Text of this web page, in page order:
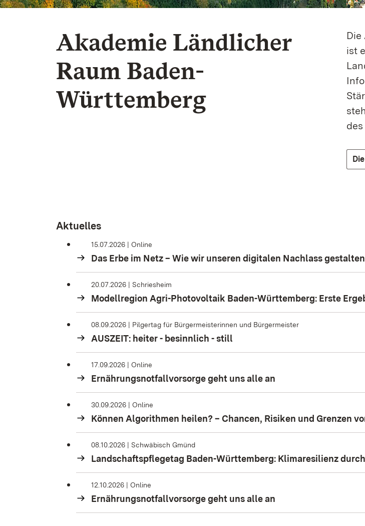
Akademie Ländlicher
Raum Baden-
Württemberg
ist
Aktuelles
15.07.2026 | Online
Das Erbe im Netz – Wie wir unseren digitalen Nachlass
20.07.2026 | Schriesheim
Modellregion Agri-Photovoltaik Baden-Württemberg: Erste
08.09.2026 | Pilgertag für Bürgermeisterinnen und Bürgermeister
AUSZEIT: heiter - besinnlich - still
17.09.2026 | Online
Ernährungsnotfallvorsorge geht uns alle an
30.09.2026 | Online
Können Algorithmen heilen? – Chancen, Risiken und Grenzen
08.10.2026 | Schwäbisch Gmünd
Landschaftspflegetag Baden-Württemberg: Klimaresilienz
12.10.2026 | Online
Ernährungsnotfallvorsorge geht uns alle an